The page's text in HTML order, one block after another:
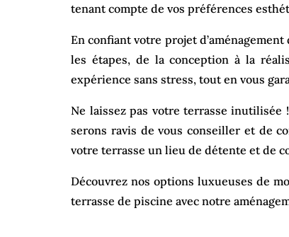
tenant compte de vos préférences
En confiant votre projet
les étapes, de la conception à la
expérience sans stress, tout en vous
Ne laissez pas votre terrasse inutilisée
serons ravis de vous conseiller et de
votre terrasse un lieu de détente et de
Découvrez nos options luxueuses de
terrasse de piscine avec notre